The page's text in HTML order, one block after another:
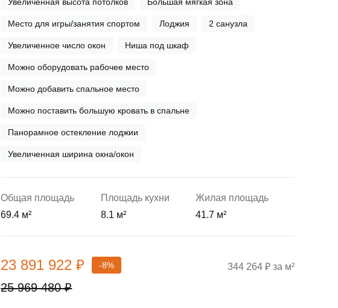
25 969 480 ₽
23 891 922 ₽ -8% 344 264 ₽ за м²
Место для игры/занятия спортом Лоджия 2 санузла
Увеличенное число окон Ниша под шкаф
Можно оборудовать рабочее место
Можно добавить спальное место
Можно поставить большую кровать в спальне
Панорамное остекление лоджии
Увеличенная ширина окна/окон
Общая площадь
69.4 м²
Площадь кухни
8.1 м²
Жилая площадь
41.7 м²